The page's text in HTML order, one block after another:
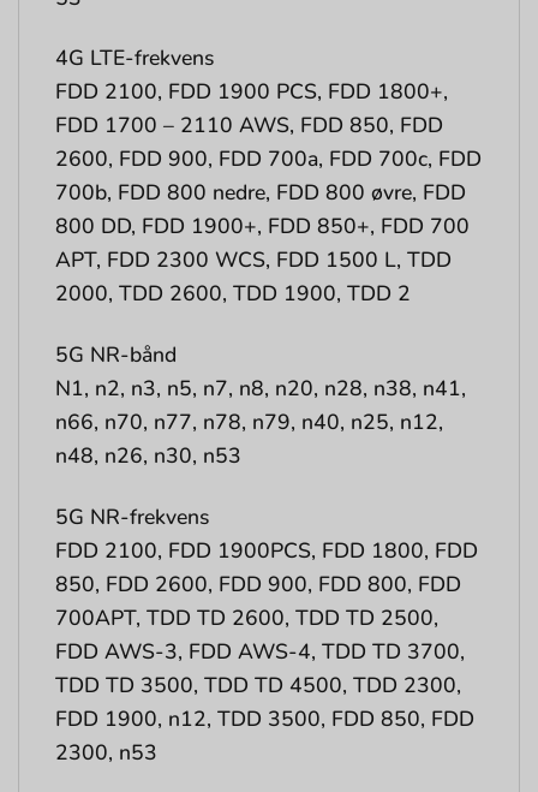
4G LTE-frekvens
FDD 2100, FDD 1900 PCS, FDD 1800+,
FDD 1700 – 2110 AWS, FDD 850, FDD
2600, FDD 900, FDD 700a, FDD 700c, FDD
700b, FDD 800 nedre, FDD 800 øvre, FDD
800 DD, FDD 1900+, FDD 850+, FDD 700
APT, FDD 2300 WCS, FDD 1500 L, TDD
2000, TDD 2600, TDD 1900, TDD 2
5G NR-bånd
N1, n2, n3, n5, n7, n8, n20, n28, n38, n41,
n66, n70, n77, n78, n79, n40, n25, n12,
n48, n26, n30, n53
5G NR-frekvens
FDD 2100, FDD 1900PCS, FDD 1800, FDD
850, FDD 2600, FDD 900, FDD 800, FDD
700APT, TDD TD 2600, TDD TD 2500,
FDD AWS-3, FDD AWS-4, TDD TD 3700,
TDD TD 3500, TDD TD 4500, TDD 2300,
FDD 1900, n12, TDD 3500, FDD 850, FDD
2300, n53